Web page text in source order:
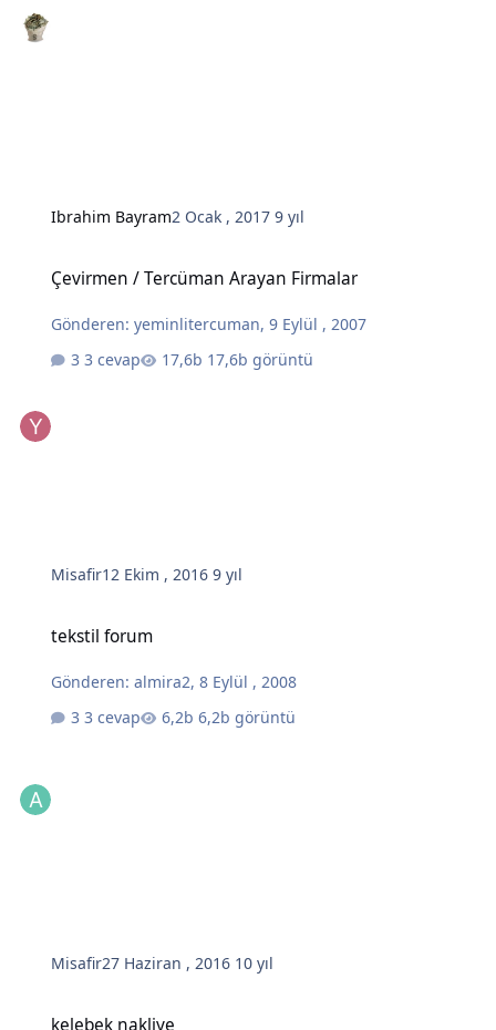
Ibrahim Bayram2 Ocak , 20179 yıl
Çevirmen / Tercüman Arayan Firmalar
Gönderen:yeminlitercuman,9 Eylül , 2007
3 cevap
17,6b görüntü
Misafir12 Ekim , 20169 yıl
tekstil forum
Gönderen:almira2,8 Eylül , 2008
3 cevap
6,2b görüntü
Misafir27 Haziran , 2016 10 yıl
kelebek nakliye